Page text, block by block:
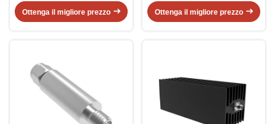
Ottenga il migliore prezzo
Ottenga il migliore prezzo